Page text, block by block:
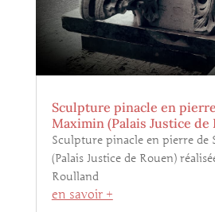
Sculpture pinacle en
Maximin (Palais Justice de
Sculpture pinacle en pierre de
(Palais Justice de Rouen)
Roulland
en savoir +